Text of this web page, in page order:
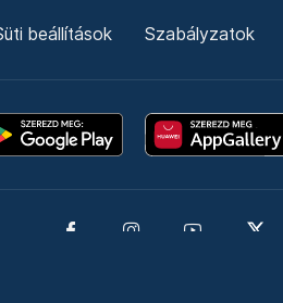
beállítások Szabályzatok